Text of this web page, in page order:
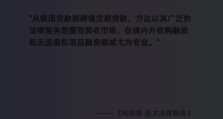
"从银团贷款到跨境定期贷款，方达以其广泛的
法律服务范围而闻名市场，在境内外收购融资
和无追索权项目融资领域尤为专业。"
《钱伯斯 亚太法律指南》